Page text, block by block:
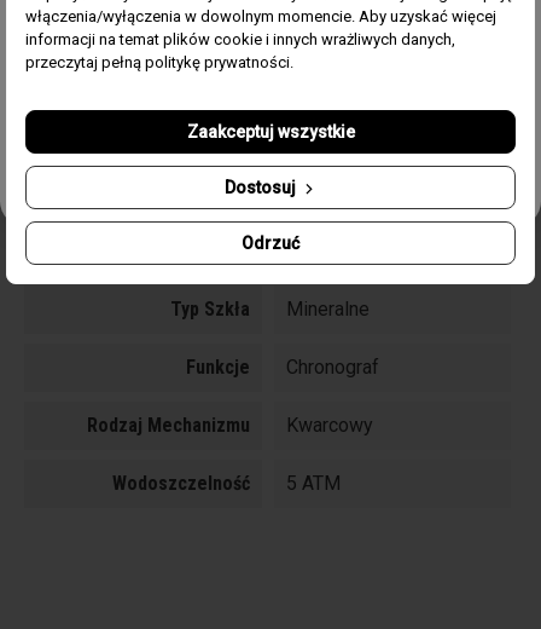
Płeć Męski
Kolor
Materiał Stal
Pasek/Bransoleta Bransoleta stalowa
Rozmiar Koperty 41 mm
Typ Szkła Mineralne
Funkcje Chronograf
Rodzaj Mechanizmu Kwarcowy
Wodoszczelność 5 ATM
włączenia/wyłączenia w dowolnym momencie. Aby uzyskać więcej
informacji na temat plików cookie i innych wrażliwych danych,
przeczytaj pełną politykę prywatności.
Odrzuć
Dostosuj
Zaakceptuj wszystkie
ZgodaAkceptuję regulamin i wyrażam zgodę na przetwarzanie
powyższych danych osobowych w celu otrzymywania
Odbierz swój kupon!